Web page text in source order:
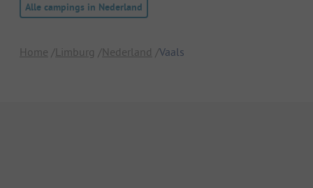
Alle campings in Nederland
Home Limburg Nederland Vaals